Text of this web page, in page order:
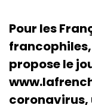
Pour les
propose le
coronavirus,